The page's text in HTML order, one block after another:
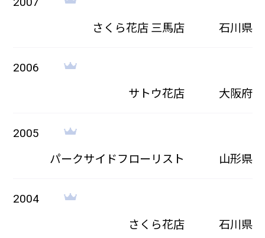
さくら花店 三馬店 石川県
2006
サトウ花店 大阪府
2005
パークサイドフローリスト 山形県
2004
さくら花店 石川県